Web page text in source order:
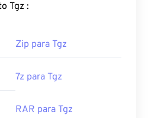
arquivos para o formato Tgz :
Zip para Tgz
7z para Tgz
RAR para Tgz